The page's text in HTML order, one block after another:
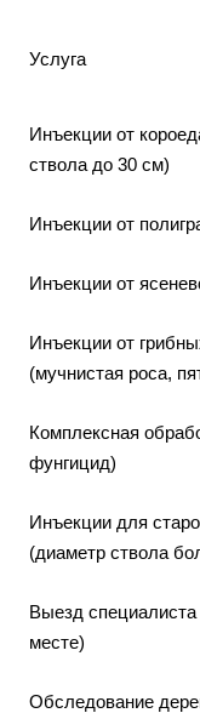
Услуга
Инъекции от
ствола до 30 см)
Инъекции от
Инъекции от
Инъекции от
(мучнистая роса,
Комплексная
фунгицид)
Инъекции для
(диаметр ствола
Выезд
месте)
Обследование